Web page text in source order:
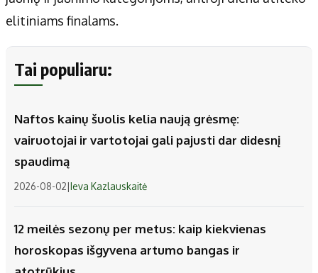
elitiniams finalams.
Tai populiaru:
Naftos kainų šuolis kelia naują grėsmę:
vairuotojai ir vartotojai gali pajusti dar didesnį
spaudimą
2026-08-02 Ieva Kazlauskaitė
12 meilės sezonų per metus: kaip kiekvienas
horoskopas išgyvena artumo bangas ir